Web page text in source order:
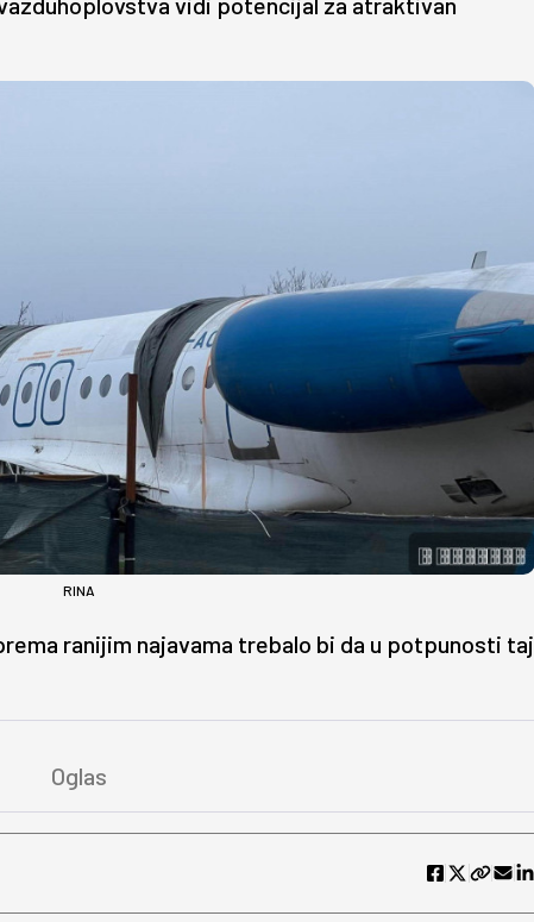
RINA
ranijim najavama trebalo bi da u potpunosti taj